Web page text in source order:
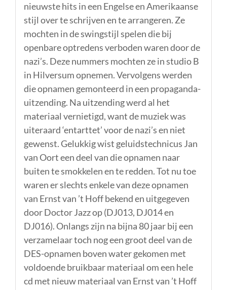
nieuwste hits in een Engelse en Amerikaanse
stijl over te schrijven en te arrangeren. Ze
mochten in de swingstijl spelen die bij
openbare optredens verboden waren door de
nazi’s. Deze nummers mochten ze in studio B
in Hilversum opnemen. Vervolgens werden
die opnamen gemonteerd in een propaganda-
uitzending. Na uitzending werd al het
materiaal vernietigd, want de muziek was
uiteraard ‘entarttet’ voor de nazi’s en niet
gewenst. Gelukkig wist geluidstechnicus Jan
van Oort een deel van die opnamen naar
buiten te smokkelen en te redden. Tot nu toe
waren er slechts enkele van deze opnamen
van Ernst van ’t Hoff bekend en uitgegeven
door Doctor Jazz op (DJ013, DJ014 en
DJ016). Onlangs zijn na bijna 80 jaar bij een
verzamelaar toch nog een groot deel van de
DES-opnamen boven water gekomen met
voldoende bruikbaar materiaal om een hele
cd met nieuw materiaal van Ernst van ’t Hoff